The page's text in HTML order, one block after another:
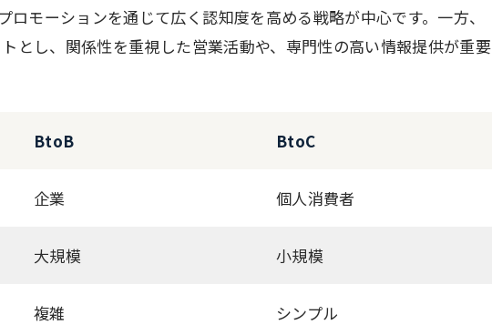
モーションを通じて広く認知度を高める戦略が中心です。一方、
とし、関係性を重視した営業活動や、専門性の高い情報提供が重要
BtoB BtoC
企業 個人消費者
大規模 小規模
複雑 シンプル